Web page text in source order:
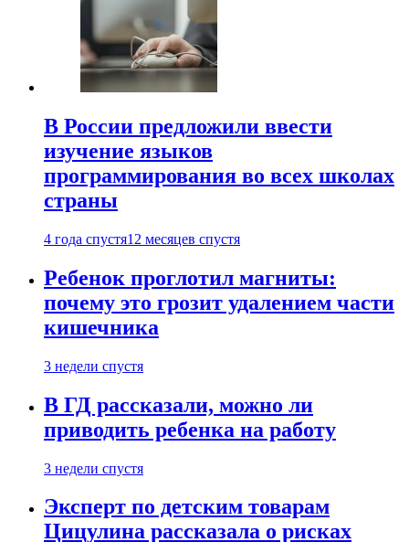
В России предложили ввести
изучение языков
программирования во всех школах
страны
4 года спустя12 месяцев спустя
Ребенок проглотил магниты:
почему это грозит удалением части
кишечника
3 недели спустя
В ГД рассказали, можно ли
приводить ребенка на работу
3 недели спустя
Эксперт по детским товарам
Цицулина рассказала о рисках